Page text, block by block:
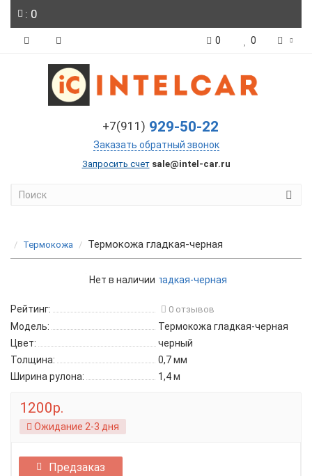
: 0
0 0
+7(911) 929-50-22
Заказать обратный звонок
Запросить счет sale@intel-car.ru
Термокожа Термокожа гладкая-черная
Нет в наличии
Рейтинг: 0 отзывов
Модель:
Термокожа гладкая-черная
Цвет:
черный
Толщина:
0,7 мм
Ширина рулона:
1,4 м
1200р.
Ожидание 2-3 дня
Предзаказ